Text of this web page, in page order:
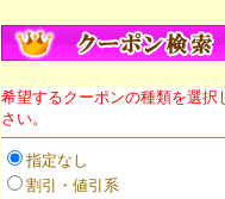
希望するクーポンの種類を選択
さい。
指定なし
割引・値引系